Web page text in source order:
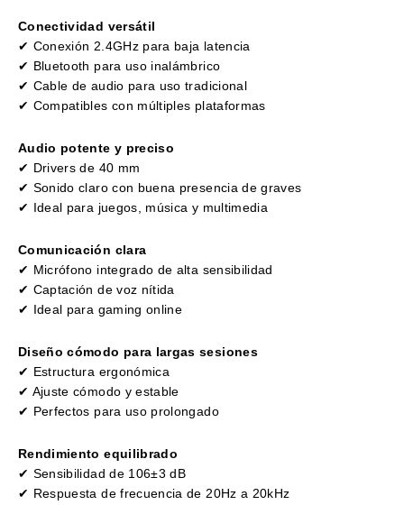
Conectividad versátil
✔ Conexión 2.4GHz para baja latencia
✔ Bluetooth para uso inalámbrico
✔ Cable de audio para uso tradicional
✔ Compatibles con múltiples plataformas
Audio potente y preciso
✔ Drivers de 40 mm
✔ Sonido claro con buena presencia de graves
✔ Ideal para juegos, música y multimedia
Comunicación clara
✔ Micrófono integrado de alta sensibilidad
✔ Captación de voz nítida
✔ Ideal para gaming online
Diseño cómodo para largas sesiones
✔ Estructura ergonómica
✔ Ajuste cómodo y estable
✔ Perfectos para uso prolongado
Rendimiento equilibrado
✔ Sensibilidad de 106±3 dB
✔ Respuesta de frecuencia de 20Hz a 20kHz